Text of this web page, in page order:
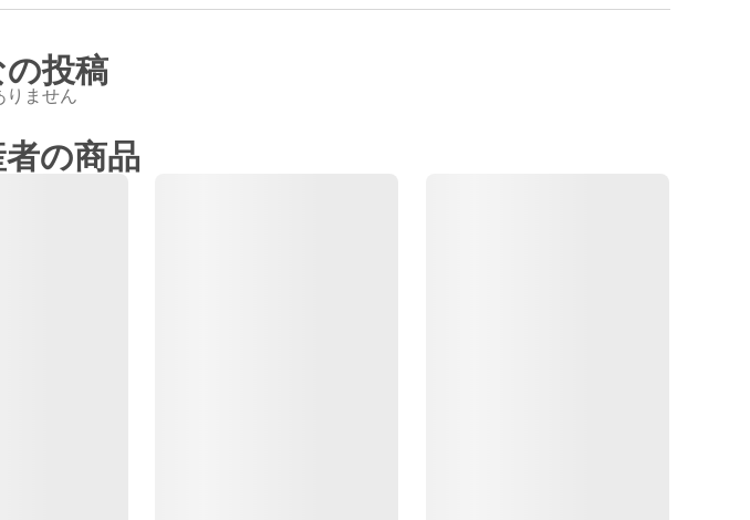
投稿
りません
の商品